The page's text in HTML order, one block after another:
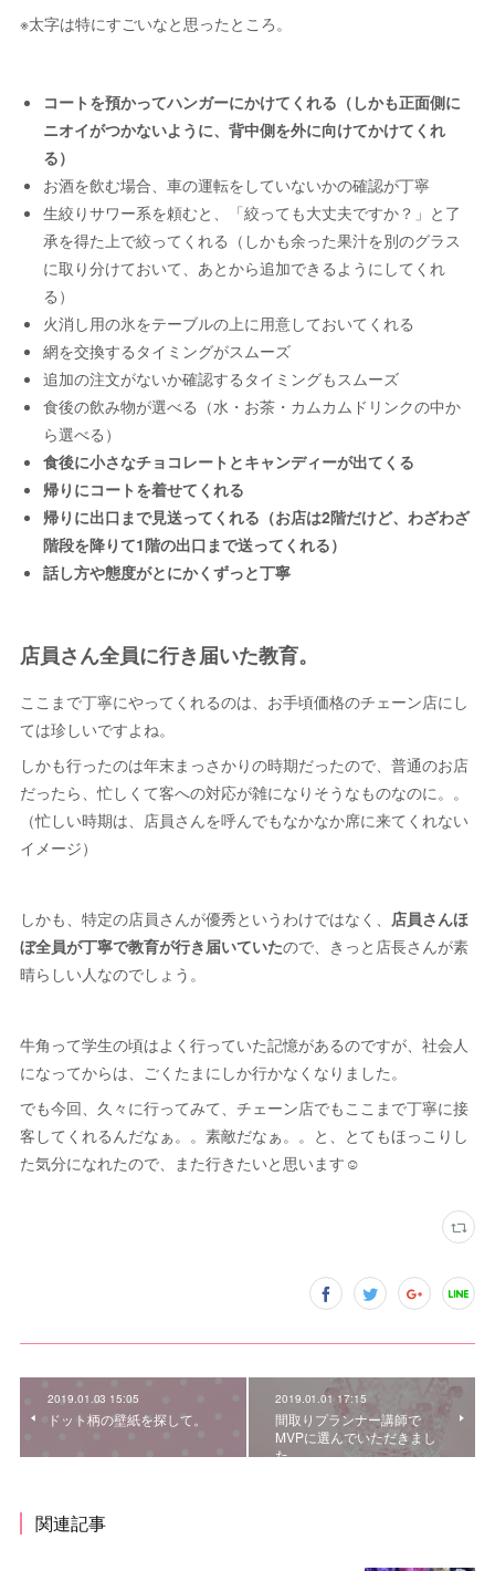
※太字は特にすごいなと思ったところ。
コートを預かってハンガーにかけてくれる（しかも正面側に
ニオイがつかないように、背中側を外に向けてかけてくれ
る）
お酒を飲む場合、車の運転をしていないかの確認が丁寧
生絞りサワー系を頼むと、「絞っても大丈夫ですか？」と了
承を得た上で絞ってくれる（しかも余った果汁を別のグラス
に取り分けておいて、あとから追加できるようにしてくれ
る）
火消し用の氷をテーブルの上に用意しておいてくれる
網を交換するタイミングがスムーズ
追加の注文がないか確認するタイミングもスムーズ
食後の飲み物が選べる（水・お茶・カムカムドリンクの中か
ら選べる）
食後に小さなチョコレートとキャンディーが出てくる
帰りにコートを着せてくれる
帰りに出口まで見送ってくれる（お店は2階だけど、わざわざ
階段を降りて1階の出口まで送ってくれる）
話し方や態度がとにかくずっと丁寧
店員さん全員に行き届いた教育。
ここまで丁寧にやってくれるのは、お手頃価格のチェーン店にし
ては珍しいですよね。
しかも行ったのは年末まっさかりの時期だったので、普通のお店
だったら、忙しくて客への対応が雑になりそうなものなのに。。
（忙しい時期は、店員さんを呼んでもなかなか席に来てくれない
イメージ）
しかも、特定の店員さんが優秀というわけではなく、 店員さんほ
ぼ全員が丁寧で教育が行き届いていたので、きっと店長さんが素
晴らしい人なのでしょう。
牛角って学生の頃はよく行っていた記憶があるのですが、社会人
になってからは、ごくたまにしか行かなくなりました。
でも今回、久々に行ってみて、チェーン店でもここまで丁寧に接
客してくれるんだなぁ。。素敵だなぁ。。と、とてもほっこりし
た気分になれたので、また行きたいと思います☺
2019.01.03 15:05
ドット柄の壁紙を探して。
2019.01.01 17:15
間取りプランナー講師で
MVPに選んでいただきまし
た。
関連記事